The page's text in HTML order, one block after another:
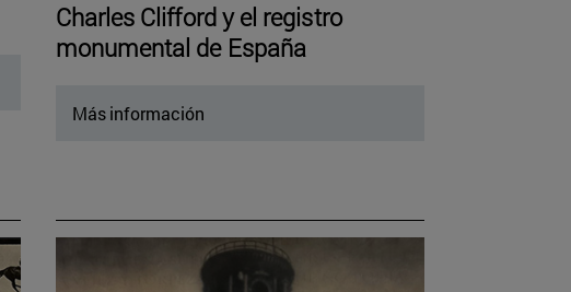
Charles Clifford y el registro
monumental de España
Más información